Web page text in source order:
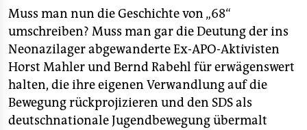
Muss man nun die Geschichte von „68“
umschreiben? Muss man gar die Deutung der ins
Neonazilager abgewanderte Ex-APO-Aktivisten
Horst Mahler und Bernd Rabehl für erwägenswert
halten, die ihre eigenen Verwandlung auf die
Bewegung rückprojizieren und den SDS als
deutschnationale Jugendbewegung übermalt